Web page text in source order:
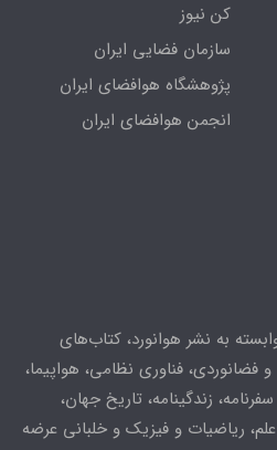
کن نیوز
سازمان فضایی ایران
پژوهشگاه هوافضای ایران
انجمن هوافضای ایران
به نشر هوانورد، کتاب‌های
فضانوردی، فناوری نظامی، هواپیما،
زندگینامه، تاریخ جهان،
ریاضیات و فیزیک و خلبانی عرضه